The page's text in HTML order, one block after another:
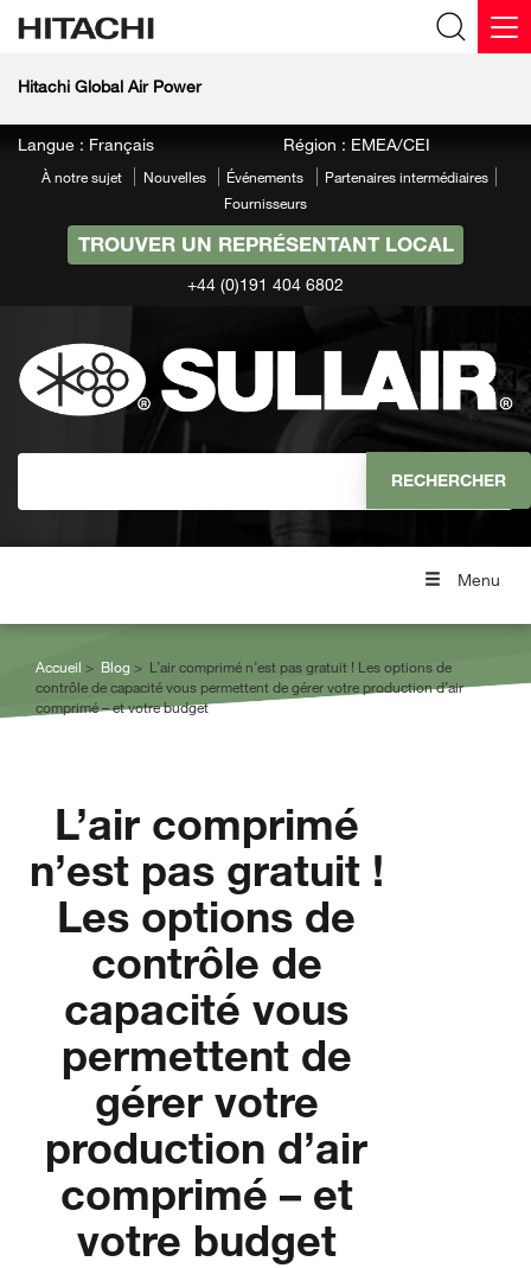
Hitachi Global Air Power
Langue : Français Région : EMEA/CEI
À notre sujet Nouvelles Événements
Partenaires intermédiaires
Fournisseurs
TROUVER UN REPRÉSENTANT LOCAL
+44 (0)191 404 6802
Menu
Accueil Blog
L’air comprimé n’est pas gratuit ! Les options de
contrôle de capacité vous permettent de gérer votre production d’air
comprimé – et votre budget
L’air comprimé
n’est pas gratuit !
Les options de
contrôle de
capacité vous
permettent de
gérer votre
production d’air
comprimé – et
votre budget